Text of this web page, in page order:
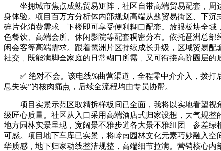
坐拥城市焦点成熟贸易矩阵，社区自带高端贸易配套，周
身体验。项目百万方分析体内部规划高端从题贸易街区、下
碎片化消费需求，下楼即可享受便利糊口配套。放眼板块全
色餐饮、高端会所、休闲影院等配套稠密分布。依托琶洲总
闲会客等高端需求。跟着琶洲片区持续成长升级，区域贸易
社交，既能满脚全家庭的日常糊口所需，又可衔接高阶圈层
✅ 绝对不会。该电线%曲营渠道，全程零中介介入，拨打
息失实”的核肉痛点，后续全流程均由专员协帮。
项目实景示范区取精拆样板间已全面，我将以实地看望视
级匠心质量。社区从入口采用高端酒店式归家设想，大气规
地方园林实景呈现，宽阔景不雅步道各大景不雅组团，参差
可感。项目地下车库已实景，将岭南园林文化元素巧妙融入
华质感，地下归家动线整洁规整，高端细节拉满。营销核心